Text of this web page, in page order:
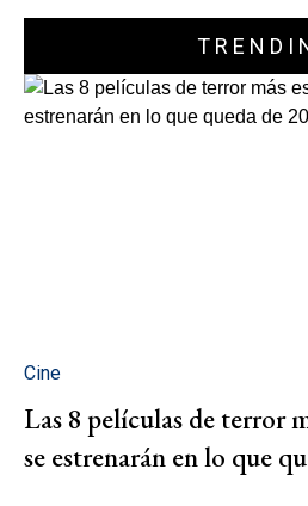
Cine
Las 8 películas de terror
se estrenarán en lo que